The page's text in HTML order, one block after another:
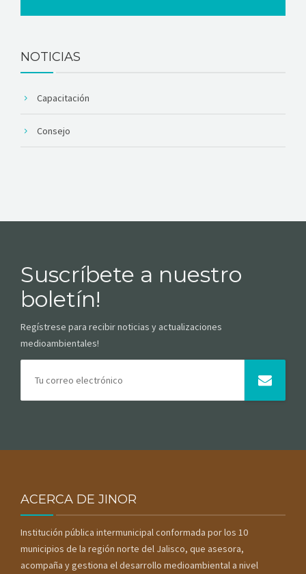
NOTICIAS
Capacitación
Consejo
Suscríbete a nuestro
boletín!
Regístrese para recibir noticias y actualizaciones
medioambientales!
ACERCA DE JINOR
Institución pública intermunicipal conformada por los 10
municipios de la región norte del Jalisco, que asesora,
acompaña y gestiona el desarrollo medioambiental a nivel